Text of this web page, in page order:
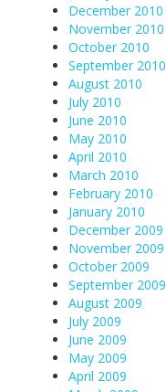
December 2010
November 2010
October 2010
September 2010
August 2010
July 2010
June 2010
May 2010
April 2010
March 2010
February 2010
January 2010
December 2009
November 2009
October 2009
September 2009
August 2009
July 2009
June 2009
May 2009
April 2009